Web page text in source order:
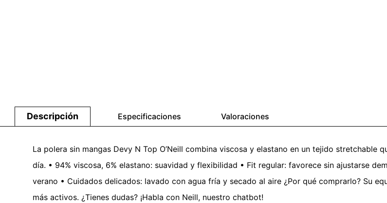
Descripción Especificaciones Valoraciones
La polera sin mangas Devy N Top O’Neill combina viscosa y elastano en un tejido
día. • 94% viscosa, 6% elastano: suavidad y flexibilidad • Fit regular: favorece sin ajustarse
verano • Cuidados delicados: lavado con agua fría y secado al aire ¿Por qué comprarlo? Su
más activos. ¿Tienes dudas? ¡Habla con Neill, nuestro chatbot!